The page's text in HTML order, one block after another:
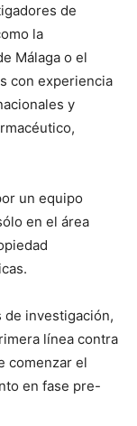
de
la
Málaga o el
con experiencia
y
un equipo
en el área
de investigación,
línea contra
comenzar el
en fase pre-